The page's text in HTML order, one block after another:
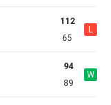
112
65
L
94
89
W